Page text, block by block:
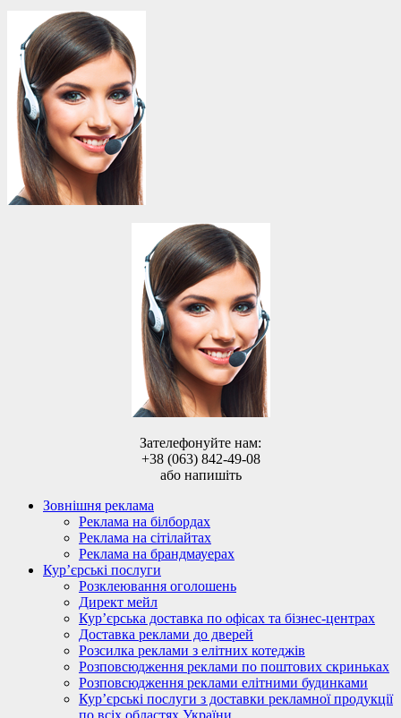
Зателефонуйте нам:
+38 (063) 842-49-08
або напишіть
Зовнішня реклама
Реклама на білбордах
Реклама на сітілайтах
Реклама на брандмауерах
Кур’єрські послуги
Розклеювання оголошень
Директ мейл
Кур’єрська доставка по офісах та бізнес-центрах
Доставка реклами до дверей
Розсилка реклами з елітних котеджів
Розповсюдження реклами по поштових скриньках
Розповсюдження реклами елітними будинками
Кур’єрські послуги з доставки рекламної продукції
по всіх областях України